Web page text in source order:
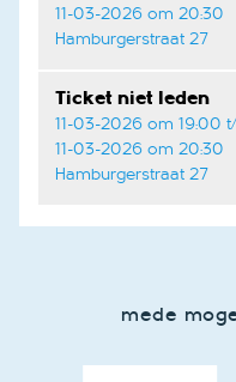
11-03-2026 om 20:30
Hamburgerstraat 27
Ticket niet leden
11-03-2026 om 19:00
11-03-2026 om 20:30
Hamburgerstraat 27
mede